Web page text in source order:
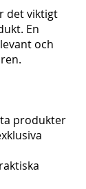
det viktigt
En
och
produkter